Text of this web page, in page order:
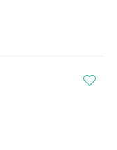
i